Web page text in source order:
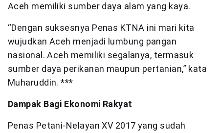
Aceh memiliki sumber daya alam yang kaya.
“Dengan suksesnya Penas KTNA ini mari kita
wujudkan Aceh menjadi lumbung pangan
nasional. Aceh memiliki segalanya, termasuk
sumber daya perikanan maupun pertanian,” kata
Muharuddin. ***
Dampak Bagi Ekonomi Rakyat
Penas Petani-Nelayan XV 2017 yang sudah